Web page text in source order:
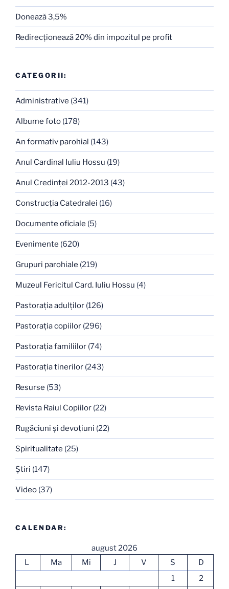
Donează 3,5%
Redirecţionează 20% din impozitul pe profit
CATEGORII:
Administrative (341)
Albume foto (178)
An formativ parohial (143)
Anul Cardinal Iuliu Hossu (19)
Anul Credinţei 2012-2013 (43)
Construcţia Catedralei (16)
Documente oficiale (5)
Evenimente (620)
Grupuri parohiale (219)
Muzeul Fericitul Card. Iuliu Hossu (4)
Pastoraţia adulţilor (126)
Pastoraţia copiilor (296)
Pastoraţia familiilor (74)
Pastoraţia tinerilor (243)
Resurse (53)
Revista Raiul Copiilor (22)
Rugăciuni şi devoţiuni (22)
Spiritualitate (25)
Ştiri (147)
Video (37)
CALENDAR:
august 2026
L
Ma Mi J V S
D
1
2